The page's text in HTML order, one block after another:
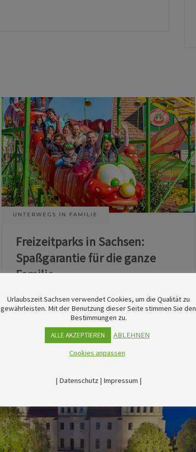
UNTERWEGS IN FAMILIE
Freizeitparks in Sachsen:
Spaßgarantie für die ganze
Familie
11. Juni 2026
Urlaubszeit Sachsen verwendet Cookies, um die Qualität zu
gewährleisten. Mit der Benutzung dieser Seite stimmen Sie den
Bestimmungen zu.
ALLE AKZEPTIEREN
ABLEHNEN
Cookies anpassen
| Datenschutz| Impressum |